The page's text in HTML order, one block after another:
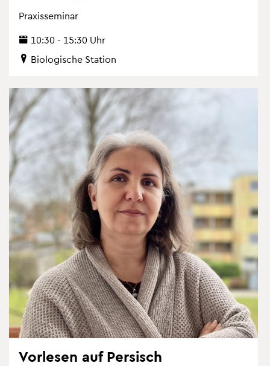
Pra­xis­se­mi­nar
10:30 - 15:30 Uhr
Bio­lo­gi­sche Sta­ti­on
Vor­le­sen auf Per­sisch